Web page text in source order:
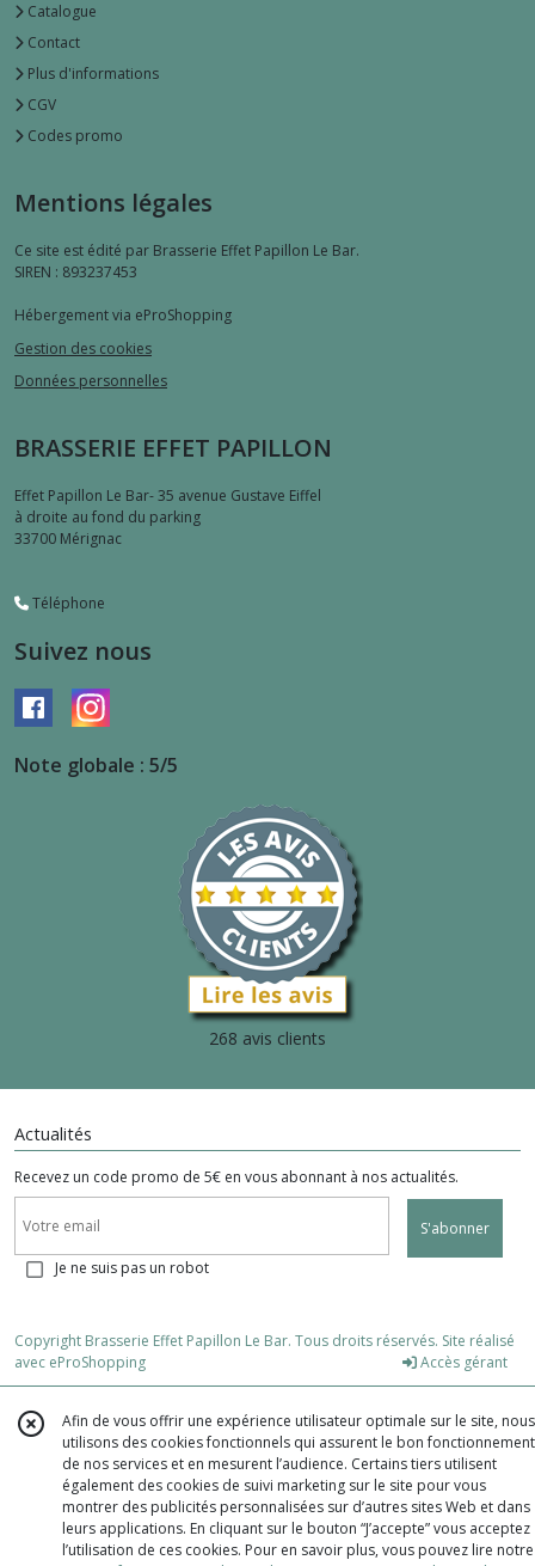
Catalogue
Contact
Plus d'informations
CGV
Codes promo
Mentions légales
Ce site est édité par Brasserie Effet Papillon Le Bar.
SIREN : 893237453
Hébergement via eProShopping
Gestion des cookies
Données personnelles
BRASSERIE EFFET PAPILLON
Effet Papillon Le Bar- 35 avenue Gustave Eiffel
à droite au fond du parking
33700 Mérignac
Téléphone
Suivez nous
Note globale : 5/5
268 avis clients
Actualités
Recevez un code promo de 5€ en vous abonnant à nos actualités.
S'abonner
Je ne suis pas un robot
Copyright Brasserie Effet Papillon Le Bar. Tous droits réservés. Site réalisé
avec eProShopping Accès gérant
Afin de vous offrir une expérience utilisateur optimale sur le site, nous
utilisons des cookies fonctionnels qui assurent le bon fonctionnement
de nos services et en mesurent l’audience. Certains tiers utilisent
également des cookies de suivi marketing sur le site pour vous
montrer des publicités personnalisées sur d’autres sites Web et dans
leurs applications. En cliquant sur le bouton “J’accepte” vous acceptez
l’utilisation de ces cookies. Pour en savoir plus, vous pouvez lire notre